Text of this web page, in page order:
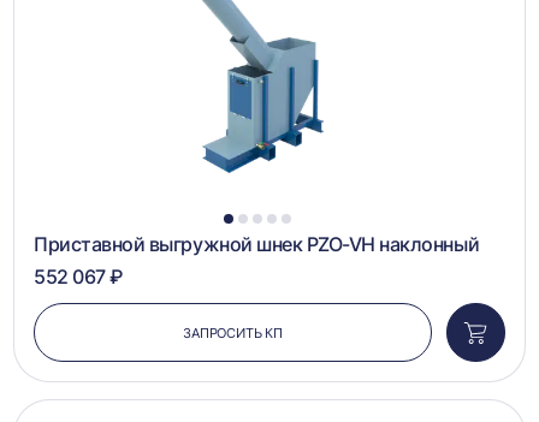
1 2 3 4 5
Приставной выгружной шнек PZO-VH наклонный
552 067 ₽
ЗАПРОСИТЬ КП
в